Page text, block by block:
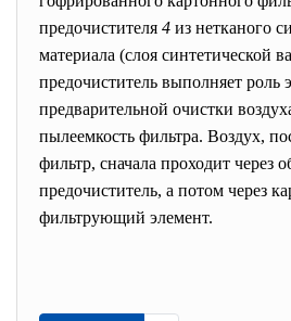
предочистителя 4 из нетканого
материала (слоя синтетической
предочиститель выполняет роль
предварительной очистки
пылеемкость фильтра. Воздух,
фильтр, сначала проходит через
предочиститель, а потом через
фильтрующий элемент.